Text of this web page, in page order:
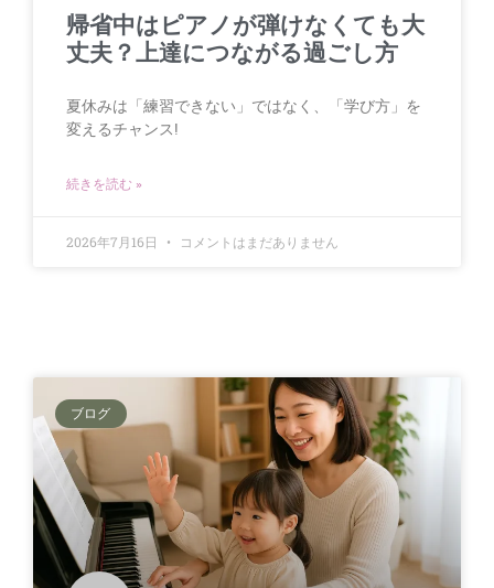
帰省中はピアノが弾けなくても大
丈夫？上達につながる過ごし方
夏休みは「練習できない」ではなく、「学び方」を
変えるチャンス!
続きを読む »
2026年7月16日 コメントはまだありません
ブログ